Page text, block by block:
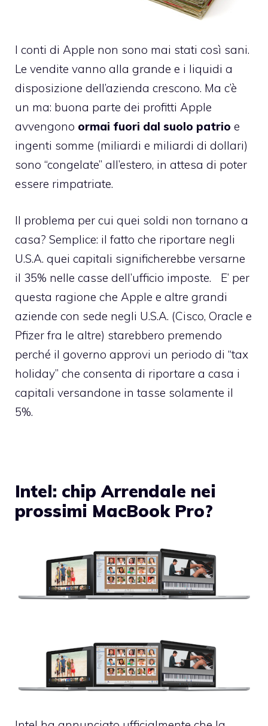
I conti di Apple non sono mai stati così sani.
Le vendite vanno alla grande e i liquidi a
disposizione dell’azienda crescono. Ma c’è
un ma: buona parte dei profitti Apple
avvengono ormai fuori dal suolo patrio e
ingenti somme (miliardi e miliardi di dollari)
sono “congelate” all’estero, in attesa di poter
essere rimpatriate.
Il problema per cui quei soldi non tornano a
casa? Semplice: il fatto che riportare negli
U.S.A. quei capitali significherebbe versarne
il 35% nelle casse dell’ufficio imposte. E’ per
questa ragione che Apple e altre grandi
aziende con sede negli U.S.A. (Cisco, Oracle e
Pfizer fra le altre) starebbero premendo
perché il governo approvi un periodo di “tax
holiday” che consenta di riportare a casa i
capitali versandone in tasse solamente il
5%.
Intel: chip Arrendale nei
prossimi MacBook Pro?